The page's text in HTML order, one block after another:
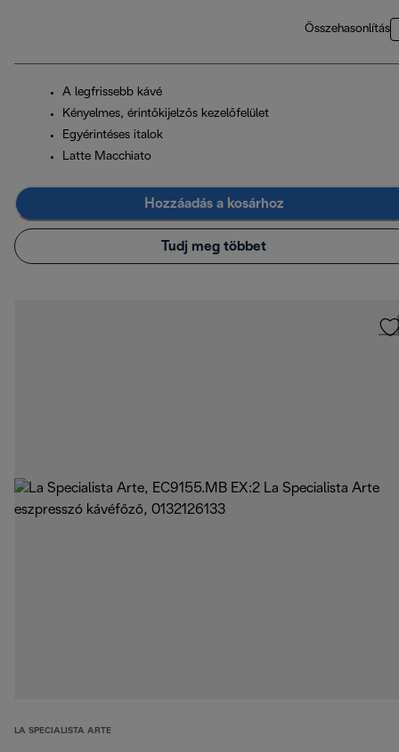
Összehasonlítás
A legfrissebb kávé
Kényelmes, érintőkijelzős kezelőfelület
Egyérintéses italok
Latte Macchiato
Hozzáadás a kosárhoz
Tudj meg többet
LA SPECIALISTA ARTE